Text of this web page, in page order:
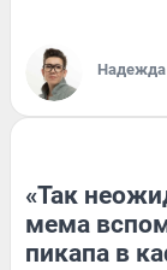
Надежда
«Так
мема
пикапа в